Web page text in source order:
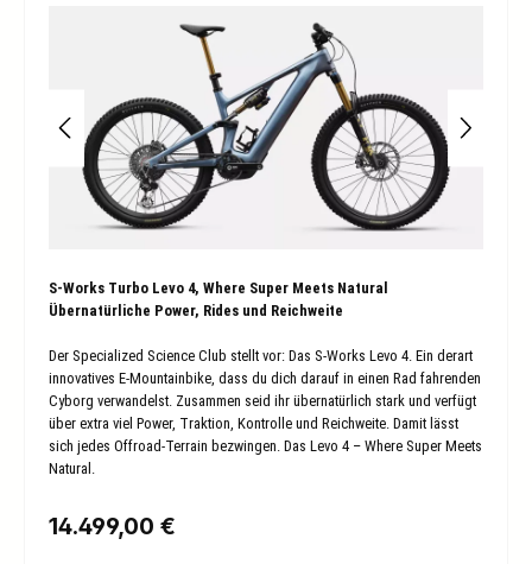
S-Works Turbo Levo 4, Where Super Meets Natural
Übernatürliche Power, Rides und Reichweite
Der Specialized Science Club stellt vor: Das S-Works Levo 4. Ein derart
innovatives E-Mountainbike, dass du dich darauf in einen Rad fahrenden
Cyborg verwandelst. Zusammen seid ihr übernatürlich stark und verfügt
über extra viel Power, Traktion, Kontrolle und Reichweite. Damit lässt
sich jedes Offroad-Terrain bezwingen. Das Levo 4 – Where Super Meets
Natural.
Regulärer Preis:
14.499,00 €